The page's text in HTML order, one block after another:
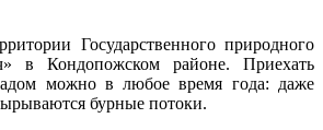
Государственного природного
в Кондопожском районе. Приехать
можно в любое время года: даже
бурные потоки.